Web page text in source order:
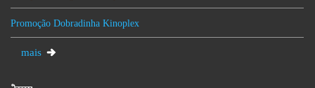
Promoção Dobradinha Kinoplex
mais